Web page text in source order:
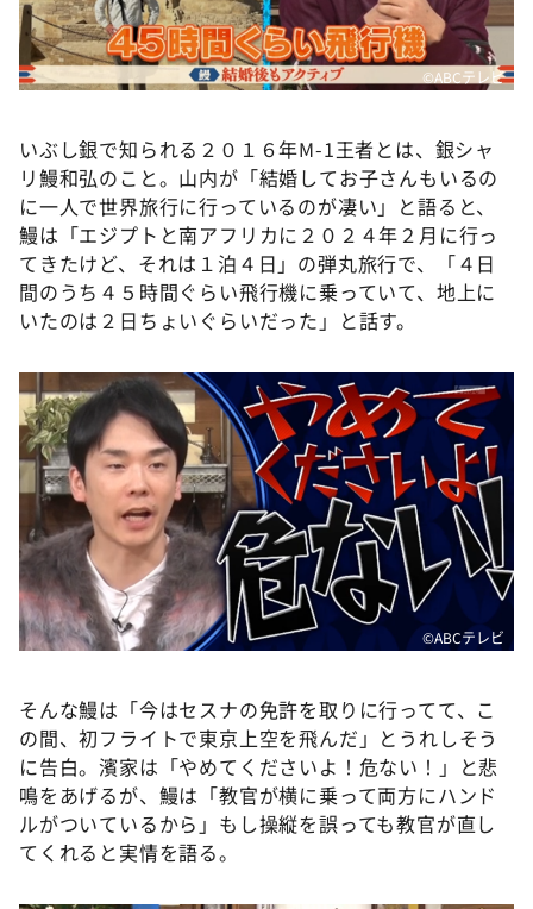
©ABCテレビ
いぶし銀で知られる２０１６年M-1王者とは、銀シャ
リ鰻和弘のこと。山内が「結婚してお子さんもいるの
に一人で世界旅行に行っているのが凄い」と語ると、
鰻は「エジプトと南アフリカに２０２４年２月に行っ
てきたけど、それは１泊４日」の弾丸旅行で、「４日
間のうち４５時間ぐらい飛行機に乗っていて、地上に
いたのは２日ちょいぐらいだった」と話す。
©ABCテレビ
そんな鰻は「今はセスナの免許を取りに行ってて、こ
の間、初フライトで東京上空を飛んだ」とうれしそう
に告白。濱家は「やめてくださいよ！危ない！」と悲
鳴をあげるが、鰻は「教官が横に乗って両方にハンド
ルがついているから」もし操縦を誤っても教官が直し
てくれると実情を語る。